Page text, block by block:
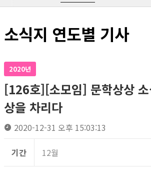
소식지 연도별 기사
2020년
[126호][소모임] 문학상상
상을 차리다
2020-12-31 오후 15:03:13
기간 12월